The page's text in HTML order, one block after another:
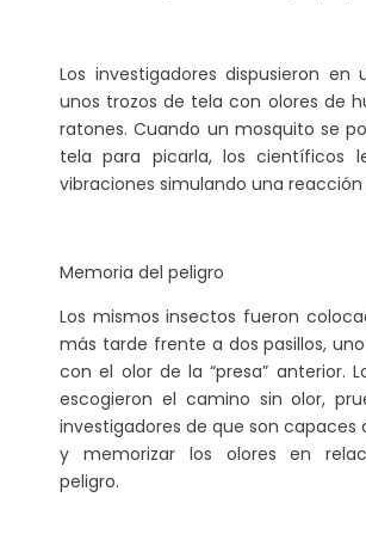
Los investigadores dispusieron en
unos trozos de tela con olores de
ratones. Cuando un mosquito se
tela para picarla, los científicos
vibraciones simulando una
Memoria del peligro
Los mismos insectos fueron
más tarde frente a dos pasillos,
con el olor de la “presa” anterior.
escogieron el camino sin olor,
investigadores de que son capaces
y memorizar los olores en
peligro.